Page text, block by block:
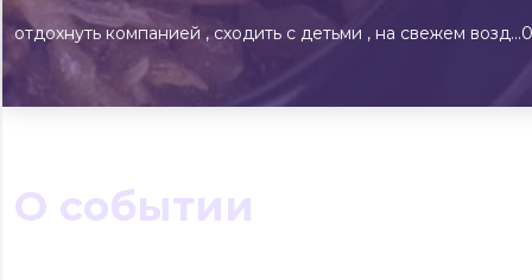
отдохнуть компанией сходить с детьми на свежем воздухе
О событии